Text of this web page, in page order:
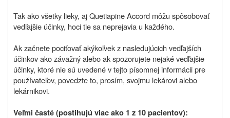
Tak ako všetky lieky, aj Quetiapine Accord môžu spôsobovať
vedľajšie účinky, hoci tie sa neprejavia u každého.
Ak začnete pociťovať akýkoľvek z nasledujúcich vedľajších
účinkov ako závažný alebo ak spozorujete nejaké vedľajšie
účinky, ktoré nie sú uvedené v tejto písomnej informácii pre
používateľov, povedzte to, prosím, svojmu lekárovi alebo
lekárnikovi.
Veľmi časté (postihujú viac ako 1 z 10 pacientov):